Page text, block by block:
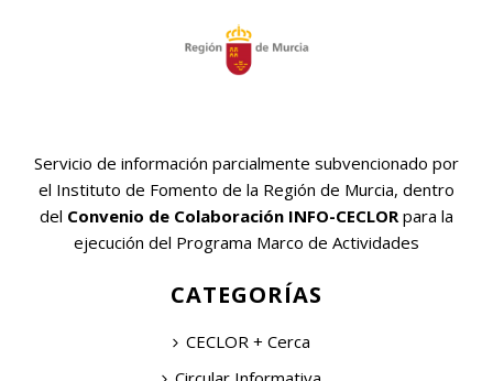
Servicio de información parcialmente subvencionado por
el Instituto de Fomento de la Región de Murcia, dentro
del Convenio de Colaboración INFO-CECLOR para la
ejecución del Programa Marco de Actividades
CATEGORÍAS
CECLOR + Cerca